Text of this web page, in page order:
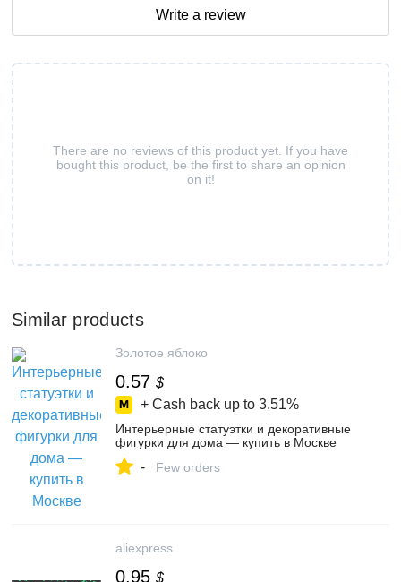
There are no reviews of this product yet. If you have
bought this product, be the first to share an opinion
on it!
Write a review
Similar products
Золотое яблоко
0.57 $
+ Cash back up to 3.51%
Интерьерные статуэтки и декоративные
фигурки для дома — купить в Москве
- Few orders
aliexpress
0.95 $